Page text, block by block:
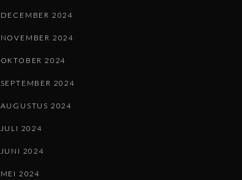
DECEMBER 2024
NOVEMBER 2024
OKTOBER 2024
SEPTEMBER 2024
AUGUSTUS 2024
JULI 2024
JUNI 2024
MEI 2024